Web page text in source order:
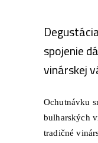
spojenie
vinárskej
Ochutnávku
bulharských
tradičné